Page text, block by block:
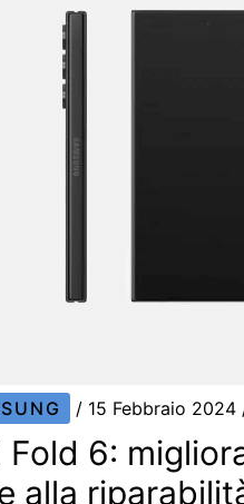
/ 15 Febbraio 2024
Fold 6:
alla